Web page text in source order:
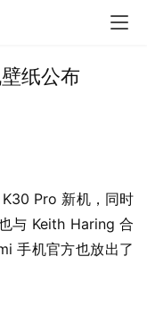
纸公布
Pro 新机，同时
与 Keith Haring 合
手机官方也放出了